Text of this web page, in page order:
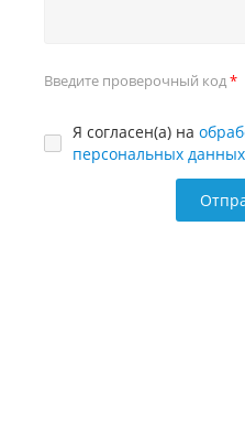
Введите проверочный код
Я согласен(а) на
персональных данных